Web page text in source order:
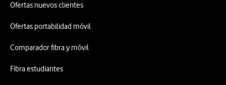
Ofertas nuevos clientes
Ofertas portabilidad móvil
Comparador fibra y móvil
Fibra estudiantes